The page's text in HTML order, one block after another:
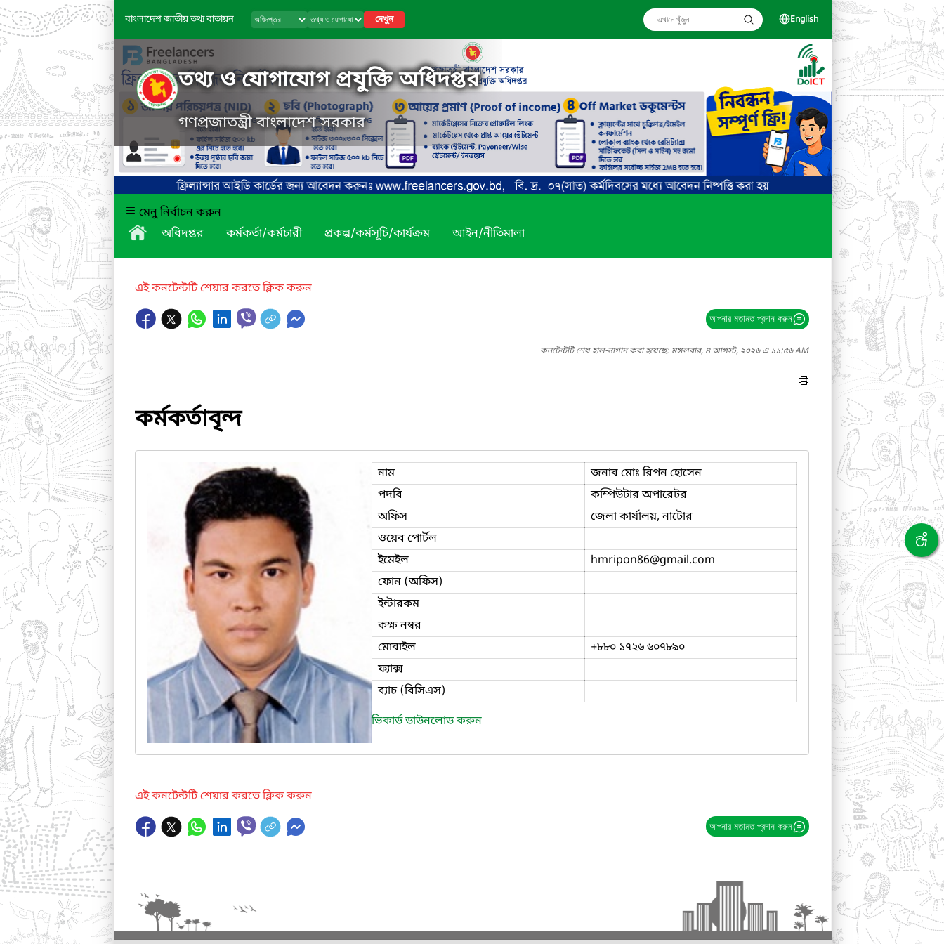
বাংলাদেশ জাতীয় তথ্য বাতায়ন দেখুন English
তথ্য ও যোগাযোগ প্রযুক্তি অধিদপ্তর
গণপ্রজাতন্ত্রী বাংলাদেশ সরকার
মেনু নির্বাচন করুন
অধিদপ্তর
কর্মকর্তা/কর্মচারী প্রকল্প/কর্মসূচি/কার্যক্রম আইন/নীতিমালা
এই কনটেন্টটি শেয়ার করতে ক্লিক করুন
আপনার মতামত প্রদান করুন
কনটেন্টটি শেষ হাল-নাগাদ করা হয়েছে: মঙ্গলবার, ৪ আগস্ট, ২০২৬ এ ১১:৫৬ AM
কর্মকর্তাবৃন্দ
নাম
জনাব মোঃ রিপন হোসেন
পদবি
কম্পিউটার অপারেটর
অফিস
জেলা কার্যালয়, নাটোর
ওয়েব পোর্টল
ইমেইল
hmripon86@gmail.com
ফোন (অফিস)
ইন্টারকম
কক্ষ নম্বর
মোবাইল
+৮৮০ ১৭২৬ ৬০৭৮৯০
ফ্যাক্স
ব্যাচ (বিসিএস)
ভিকার্ড ডাউনলোড করুন
এই কনটেন্টটি শেয়ার করতে ক্লিক করুন
আপনার মতামত প্রদান করুন